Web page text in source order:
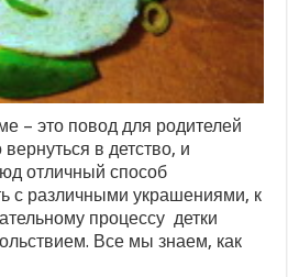
– это повод для родителей
в детство, и
отличный способ
с различными украшениями, к
процессу детки
Все мы знаем, как